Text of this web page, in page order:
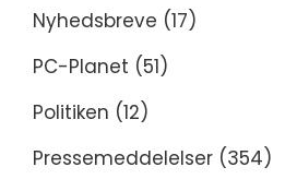
Nyhedsbreve (17)
PC-Planet (51)
Politiken (12)
Pressemeddelelser (354)